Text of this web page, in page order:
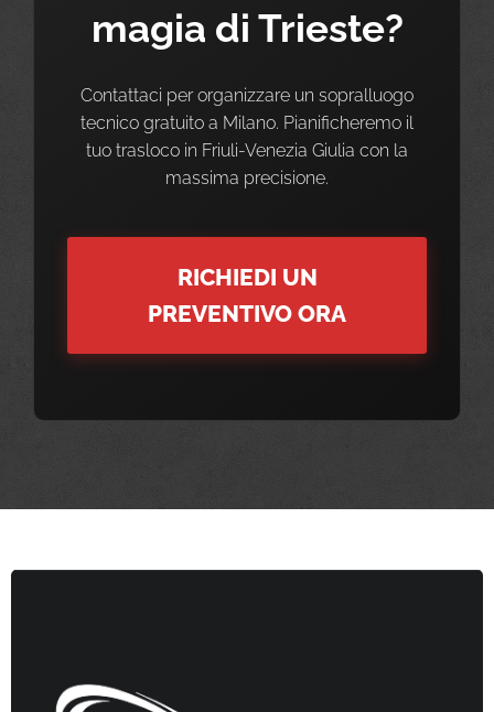
magia di Trieste?
Contattaci per organizzare un sopralluogo
tecnico gratuito a Milano. Pianificheremo il
tuo trasloco in Friuli-Venezia Giulia con la
massima precisione.
RICHIEDI UN
PREVENTIVO ORA